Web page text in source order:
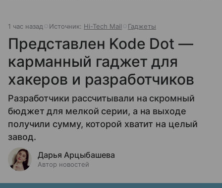
1 час назад Источник: Hi-Tech Mail Гаджеты
Представлен Kode Dot —
карманный гаджет для
хакеров и разработчиков
Разработчики рассчитывали на скромный
бюджет для мелкой серии, а на выходе
получили сумму, которой хватит на целый
завод.
Дарья Арцыбашева
Автор новостей